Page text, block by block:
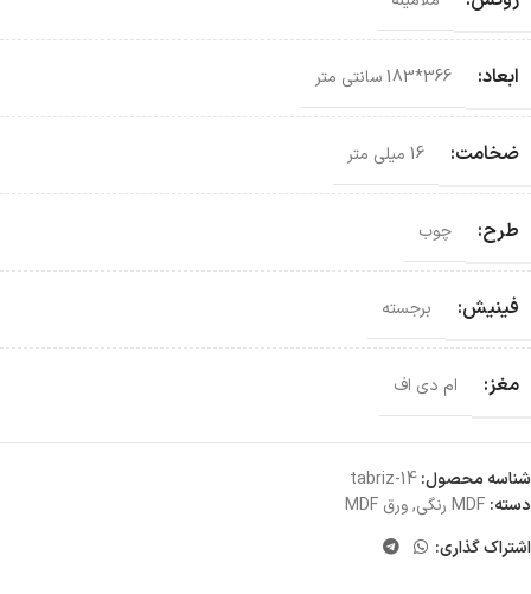
ابعاد: 366*183 سانتی‌ متر
ضخامت: 16 میلی متر
طرح: چوب
فینیش: برجسته
مغز: ام دی اف
شناسه محصول:tabriz-14
دسته: MDF رنگی ,ورق MDF
اشتراک گذاری: